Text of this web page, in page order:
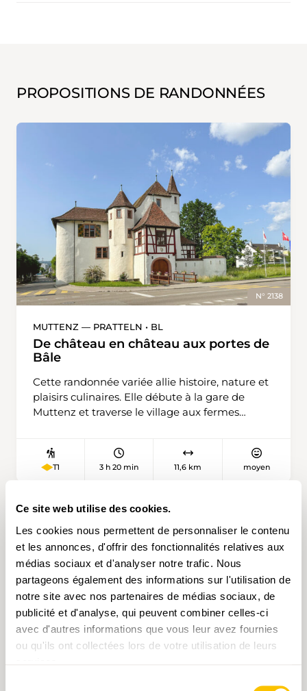
Ce site web utilise des cookies.
Les cookies nous permettent de personnaliser le contenu
et les annonces, d'offrir des fonctionnalités relatives aux
médias sociaux et d'analyser notre trafic. Nous
partageons également des informations sur l'utilisation de
notre site avec nos partenaires de médias sociaux, de
publicité et d'analyse, qui peuvent combiner celles-ci
avec d'autres informations que vous leur avez fournies
ou qu'ils ont collectées lors de votre utilisation de leurs
PROPOSITIONS DE RANDONNÉES
N° 2138
MUTTENZ — PRATTELN • BL
De château en château aux portes de
Bâle
Cette randonnée variée allie histoire, nature et
plaisirs culinaires. Elle débute à la gare de
Muttenz et traverse le village aux fermes
défense. Il est intéressant de la visiter avant de
monter au Wartenberg, une élévation
gravit les marches de la tour de la Mittlere
Basiliensis. La vue sur la plaine du Rhin
supérieur est étonnante. La randonnée se
poursuit par Lahalle jusqu’au restaurant
Egglisgraben, puis à travers la forêt en
direction du Hof Schauenburg, d’où l’on voit les
ruines de «Neu Schauenburg» qui ne se
visitent pas en raison de travaux de rénovation.
En longeant la forêt, on descend vers Bad
Schauenburg, un lieu charmant et reposant de
T1 3 h 20 min 11,6 km moyen